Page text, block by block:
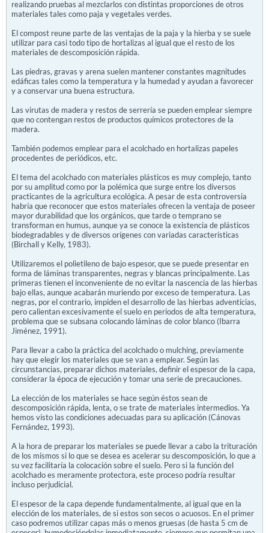
realizando pruebas al mezclarlos con distintas proporciones de otros
materiales tales como paja y vegetales verdes.
El compost reune parte de las ventajas de la paja y la hierba y se suele
utilizar para casi todo tipo de hortalizas al igual que el resto de los
materiales de descomposición rápida.
Las piedras, gravas y arena suelen mantener constantes magnitudes
edáficas tales como la temperatura y la humedad y ayudan a favorecer
y a conservar una buena estructura.
Las virutas de madera y restos de serrería se pueden emplear siempre
que no contengan restos de productos químicos protectores de la
madera.
También podemos emplear para el acolchado en hortalizas papeles
procedentes de periódicos, etc.
El tema del acolchado con materiales plásticos es muy complejo, tanto
por su amplitud como por la polémica que surge entre los diversos
practicantes de la agricultura ecológica. A pesar de esta controversia
habría que reconocer que estos materiales ofrecen la ventaja de poseer
mayor durabilidad que los orgánicos, que tarde o temprano se
transforman en humus, aunque ya se conoce la existencia de plásticos
biodegradables y de diversos orígenes con variadas características
(Birchall y Kelly, 1983).
Utilizaremos el polietileno de bajo espesor, que se puede presentar en
forma de láminas transparentes, negras y blancas principalmente. Las
primeras tienen el inconveniente de no evitar la nascencia de las hierbas
bajo ellas, aunque acabarán muriendo por exceso de temperatura. Las
negras, por el contrario, impiden el desarrollo de las hierbas adventicias,
pero calientan excesivamente el suelo en periodos de alta temperatura,
problema que se subsana colocando láminas de color blanco (Ibarra
Jiménez, 1991).
Para llevar a cabo la práctica del acolchado o mulching, previamente
hay que elegir los materiales que se van a emplear. Según las
circunstancias, preparar dichos materiales, definir el espesor de la capa,
considerar la época de ejecución y tomar una serie de precauciones.
La elección de los materiales se hace según éstos sean de
descomposición rápida, lenta, o se trate de materiales intermedios. Ya
hemos visto las condiciones adecuadas para su aplicación (Cánovas
Fernández, 1993).
A la hora de preparar los materiales se puede llevar a cabo la trituración
de los mismos si lo que se desea es acelerar su descomposición, lo que a
su vez facilitaría la colocación sobre el suelo. Pero si la función del
acolchado es meramente protectora, este proceso podría resultar
incluso perjudicial.
El espesor de la capa depende fundamentalmente, al igual que en la
elección de los materiales, de si estos son secos o acuosos. En el primer
caso podremos utilizar capas más o menos gruesas (de hasta 5 cm de